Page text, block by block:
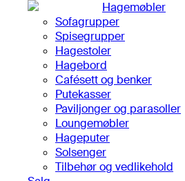
Hagemøbler
Sofagrupper
Spisegrupper
Hagestoler
Hagebord
Cafésett og benker
Putekasser
Paviljonger og parasoller
Loungemøbler
Hageputer
Solsenger
Tilbehør og vedlikehold